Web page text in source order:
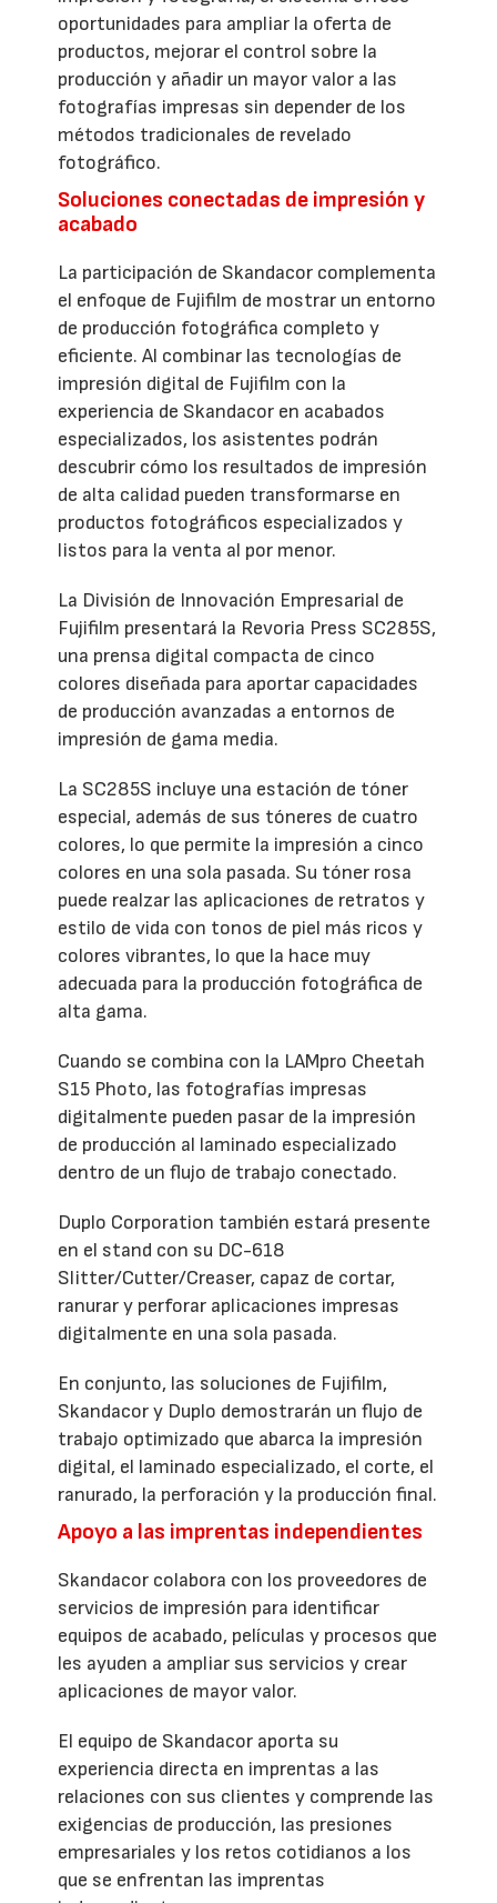
oportunidades para ampliar la oferta de
productos, mejorar el control sobre la
producción y añadir un mayor valor a las
fotografías impresas sin depender de los
métodos tradicionales de revelado
fotográfico.
Soluciones conectadas de impresión y
acabado
La participación de Skandacor complementa
el enfoque de Fujifilm de mostrar un entorno
de producción fotográfica completo y
eficiente. Al combinar las tecnologías de
impresión digital de Fujifilm con la
experiencia de Skandacor en acabados
especializados, los asistentes podrán
descubrir cómo los resultados de impresión
de alta calidad pueden transformarse en
productos fotográficos especializados y
listos para la venta al por menor.
La División de Innovación Empresarial de
Fujifilm presentará la Revoria Press SC285S,
una prensa digital compacta de cinco
colores diseñada para aportar capacidades
de producción avanzadas a entornos de
impresión de gama media.
La SC285S incluye una estación de tóner
especial, además de sus tóneres de cuatro
colores, lo que permite la impresión a cinco
colores en una sola pasada. Su tóner rosa
puede realzar las aplicaciones de retratos y
estilo de vida con tonos de piel más ricos y
colores vibrantes, lo que la hace muy
adecuada para la producción fotográfica de
alta gama.
Cuando se combina con la LAMpro Cheetah
S15 Photo, las fotografías impresas
digitalmente pueden pasar de la impresión
de producción al laminado especializado
dentro de un flujo de trabajo conectado.
Duplo Corporation también estará presente
en el stand con su DC-618
Slitter/Cutter/Creaser, capaz de cortar,
ranurar y perforar aplicaciones impresas
digitalmente en una sola pasada.
En conjunto, las soluciones de Fujifilm,
Skandacor y Duplo demostrarán un flujo de
trabajo optimizado que abarca la impresión
digital, el laminado especializado, el corte, el
ranurado, la perforación y la producción final.
Apoyo a las imprentas independientes
Skandacor colabora con los proveedores de
servicios de impresión para identificar
equipos de acabado, películas y procesos que
les ayuden a ampliar sus servicios y crear
aplicaciones de mayor valor.
El equipo de Skandacor aporta su
experiencia directa en imprentas a las
relaciones con sus clientes y comprende las
exigencias de producción, las presiones
empresariales y los retos cotidianos a los
que se enfrentan las imprentas